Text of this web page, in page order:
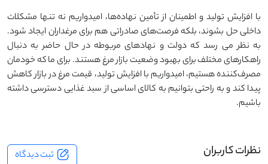
با افزایش تولید و اطمینان از تأمین نهاده‌ها، امیدواریم نه تنها مشکلات
داخلی حل بشوند، بلکه فرصت‌های صادراتی هم برای مرغداران ایجاد شود.
به نظر می رسد که دولت و نهادهای مربوطه در حال حاضر به دنبال
راهکارهای مختلف برای بهبود وضعیت بازار مرغ هستند. برای ما که خودمان
مصرف‌کننده هستیم، امیدواریم با افزایش تولید، قیمت مرغ در بازار کاهش
پیدا کند و به راحتی بتوانیم به کالای اساسی از سبد غذایی دسترسی داشته
باشیم.
نظرات کاربران ثبت دیدگاه